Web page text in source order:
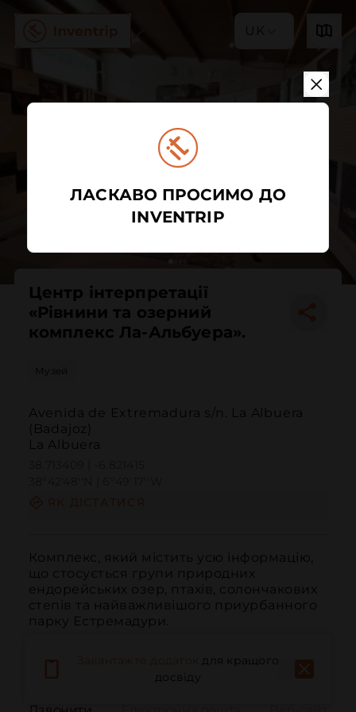
UK
Центр інтерпретації
«Рівнини та озерний
комплекс Ла-Альбуера».
Музей
Avenida de Extremadura s/n. La Albuera
(Badajoz)
La Albuera
Комплекс, який містить усю інформацію,
що стосується групи природних
ендорейських озер, птахів, солончакових
степів та найважливішого приурбанного
парку Естремадури.
для кращого
досвіду
ЛАСКАВО ПРОСИМО ДО
INVENTRIP